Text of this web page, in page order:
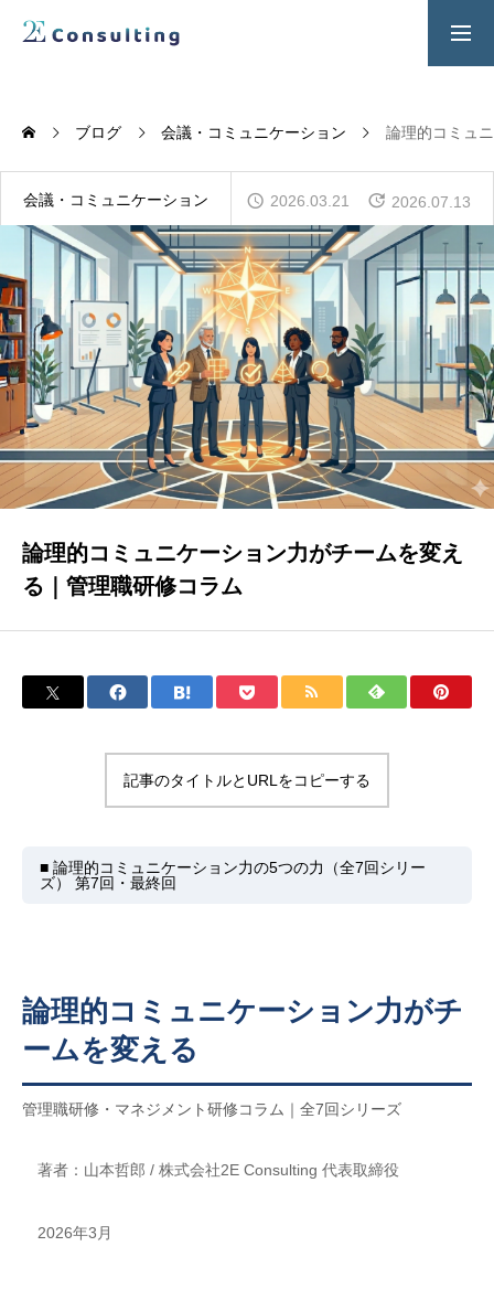
人材育成／経営サポートプログラム
CONTENTS
2E Consulting の人材育成について
COMPANY
会社概要と代表紹介
ブログ 会議・コミュニケーション 論理的コミュ
会議・コミュニケーション 2026.03.21 2026.07.13
論理的コミュニケーション力がチームを変え
る｜管理職研修コラム
記事のタイトルとURLをコピーする
■ 論理的コミュニケーション力の5つの力（全7回シリー
ズ） 第7回・最終回
論理的コミュニケーション力がチ
ームを変える
管理職研修・マネジメント研修コラム｜全7回シリーズ
著者：山本哲郎 / 株式会社2E Consulting 代表取締役
2026年3月